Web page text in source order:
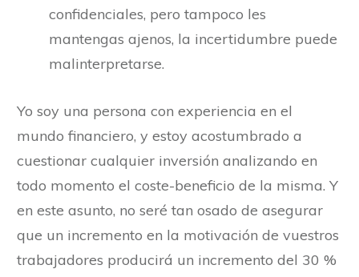
confidenciales, pero tampoco les
mantengas ajenos, la incertidumbre puede
malinterpretarse.
Yo soy una persona con experiencia en el
mundo financiero, y estoy acostumbrado a
cuestionar cualquier inversión analizando en
todo momento el coste-beneficio de la misma. Y
en este asunto, no seré tan osado de asegurar
que un incremento en la motivación de vuestros
trabajadores producirá un incremento del 30 %